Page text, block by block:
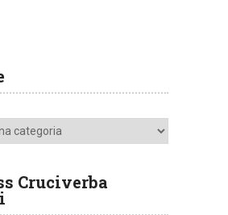
Cruciverba